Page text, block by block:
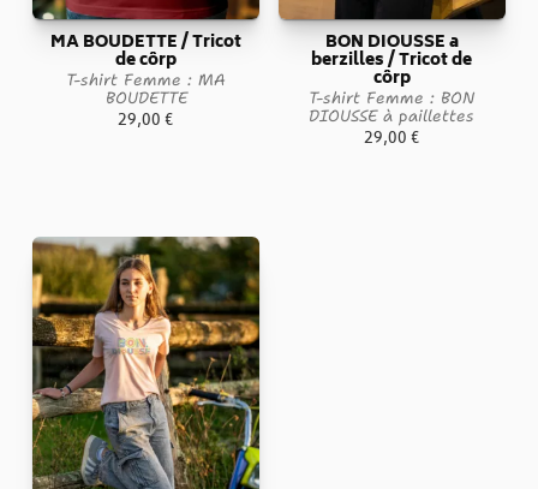
MA BOUDETTE / Tricot
de côrp
T-shirt Femme : MA
BOUDETTE
29,00€
BON DIOUSSE a
berzilles / Tricot de
côrp
T-shirt Femme : BON
DIOUSSE à paillettes
29,00€